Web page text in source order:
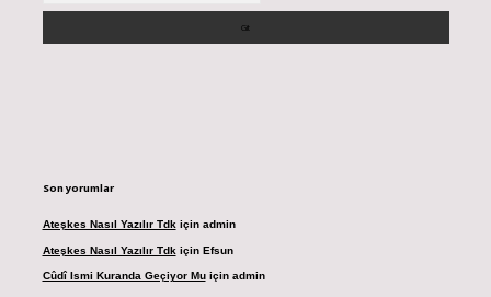
Son yorumlar
Ateşkes Nasıl Yazılır Tdk için admin
Ateşkes Nasıl Yazılır Tdk için Efsun
Cûdî Ismi Kuranda Geçiyor Muiçin admin